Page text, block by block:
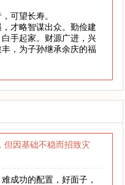
可望长寿。
才略智谋出众。勤俭建
手起家。财源广进，兴
，为子孙继承余庆的福
但因基础不稳而招致灾
成功的配置，好面子，